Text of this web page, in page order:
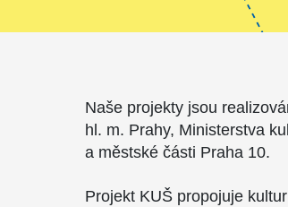
Naše projekty jsou
hl. m. Prahy, Ministerstva
a městské části Praha 10.
Projekt KUŠ propojuje